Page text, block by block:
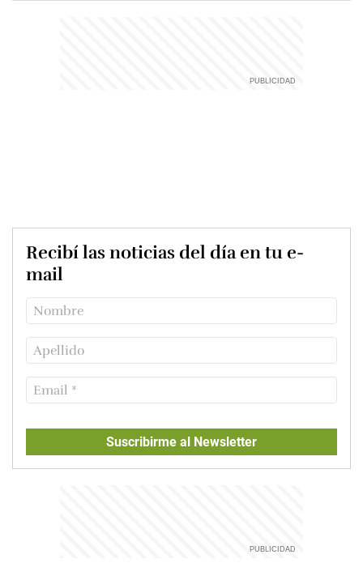
Recibí las noticias del día en tu e-
mail
Suscribirme al Newsletter